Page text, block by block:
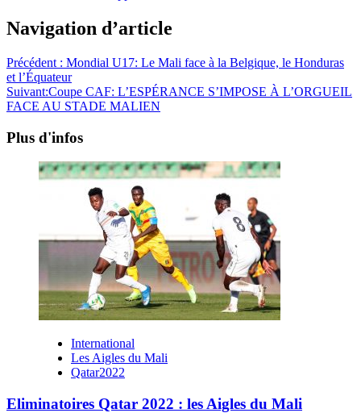
Navigation d’article
Précédent : Mondial U17: Le Mali face à la Belgique, le Honduras
et l’Équateur
Suivant:Coupe CAF: L’ESPÉRANCE S’IMPOSE À L’ORGUEIL
FACE AU STADE MALIEN
Plus d'infos
International
Les Aigles du Mali
Qatar2022
Eliminatoires Qatar 2022 : les Aigles du Mali